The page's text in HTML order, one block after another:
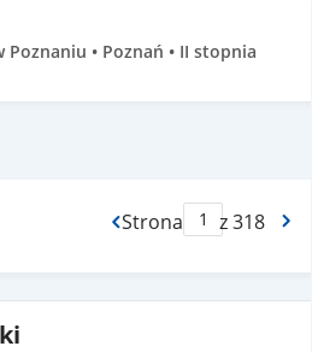
• Poznań • II stopnia
Strona
Max Stronaz 318